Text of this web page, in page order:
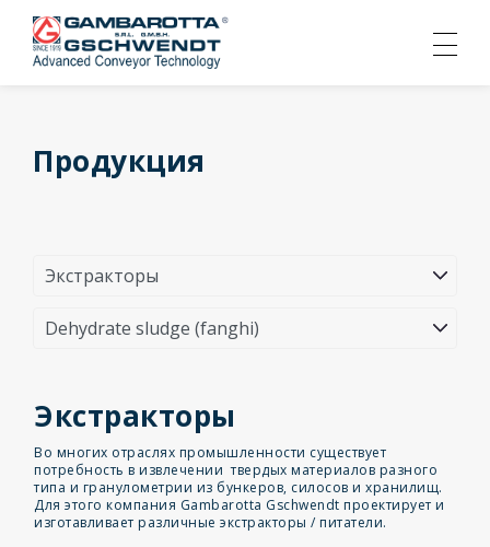
Продукция
Экстракторы
Во многих отраслях промышленности существует
потребность в извлечении твердых материалов разного
типа и гранулометрии из бункеров, силосов и хранилищ.
Для этого компания Gambarotta Gschwendt проектирует и
изготавливает различные экстракторы / питатели.